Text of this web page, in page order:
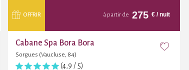
OFFRIR à partir de 275 € / nuit
Cabane Spa Bora Bora
Sorgues (Vaucluse, 84)
(4,9 / 5)